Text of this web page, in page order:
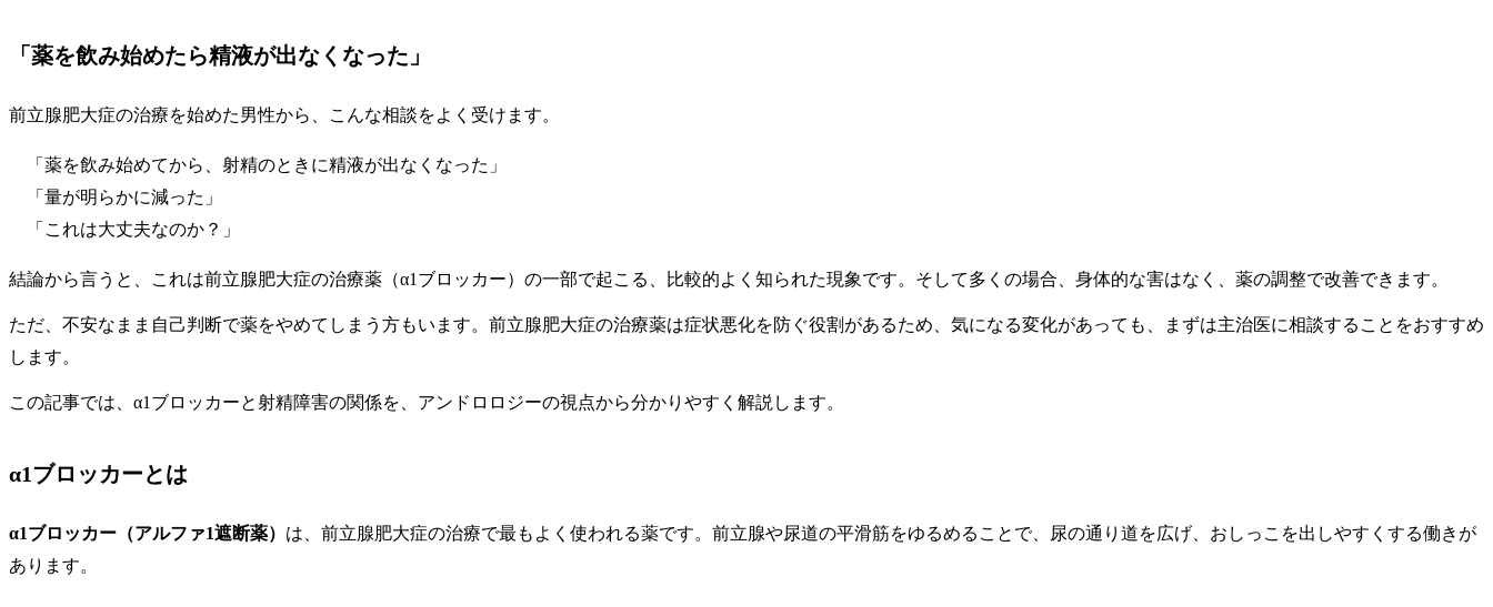
「薬を飲み始めたら精液が出なくなった」
前立腺肥大症の治療を始めた男性から、こんな相談をよく受けます。
「薬を飲み始めてから、射精のときに精液が出なくなった」
「量が明らかに減った」
「これは大丈夫なのか？」
結論から言うと、これは前立腺肥大症の治療薬（α1ブロッカー）の一部で起こる、比較的よく知られた現象です。そして多くの場合、身体的な害はなく、薬の調整で改善できます。
ただ、不安なまま自己判断で薬をやめてしまう方もいます。前立腺肥大症の治療薬は症状悪化を防ぐ役割があるため、気になる変化があっても、まずは主治医に相談することをおすすめ
します。
この記事では、α1ブロッカーと射精障害の関係を、アンドロロジーの視点から分かりやすく解説します。
α1ブロッカーとは
α1ブロッカー（アルファ1遮断薬） は、前立腺肥大症の治療で最もよく使われる薬です。前立腺や尿道の平滑筋をゆるめることで、尿の通り道を広げ、おしっこを出しやすくする働きが
あります。